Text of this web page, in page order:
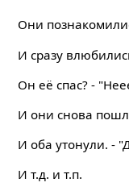
Они
И сразу
Он её спас? -
И они снова
И оба утонули. -
И т.д. и т.п.